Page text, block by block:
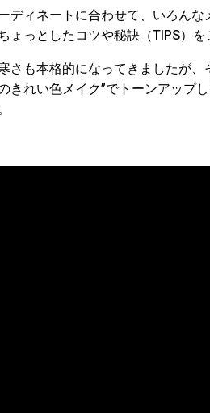
ディネートに合わせて、いろん
ょっとしたコツや秘訣（TIPS）を
さも本格的になってきましたが
きれい色メイク”でトーンアップ